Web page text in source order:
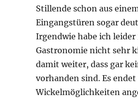
Stillende schon aus
Eingangstüren sogar
Irgendwie habe ich
Gastronomie nicht sehr
damit weiter, dass gar
vorhanden sind. Es
Wickelmöglichkeiten